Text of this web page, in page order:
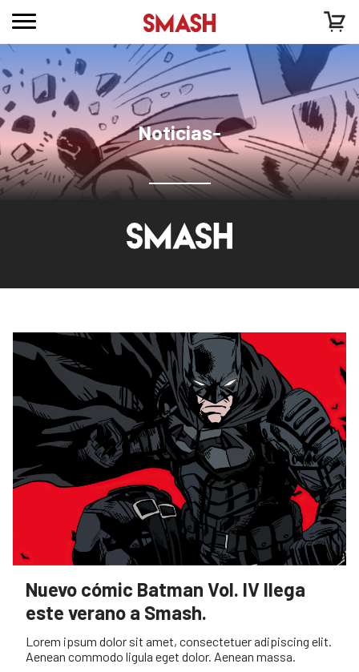
Noticias-
Nuevo cómic Batman Vol. IV llega
este verano a Smash.
Lorem ipsum dolor sit amet, consectetuer adipiscing elit.
Aenean commodo ligula eget dolor. Aenean massa.